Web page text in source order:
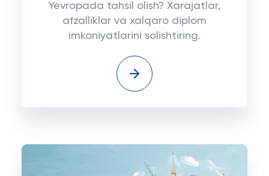
Yevropada tahsil olish? Xarajatlar,
afzalliklar va xalqaro diplom
imkoniyatlarini solishtiring.